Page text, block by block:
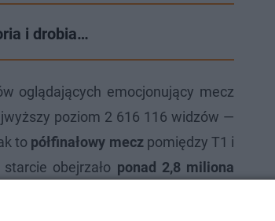
i drobia…
oglądających emocjonujący mecz
poziom 2 616 116 widzów —
to półfinałowy meczpomiędzy T1 i
obejrzało ponad 2,8 miliona